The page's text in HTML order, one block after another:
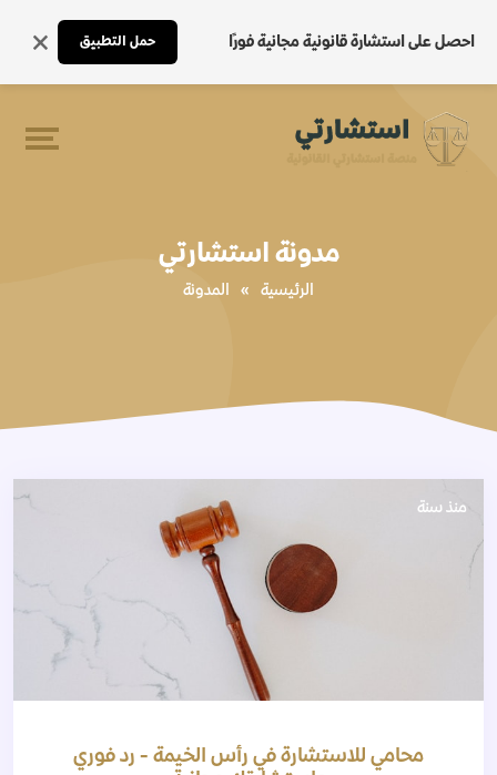
احصل على استشارة قانونية مجانية فورًا حمل التطبيق
مدونة استشارتي
الرئيسية » المدونة
منذ سنة
محامي للاستشارة في رأس الخيمة - رد فوري